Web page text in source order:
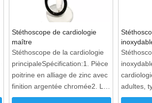
Stéthoscope de cardiologie
maître
Stéthoscope de la cardiologie
principaleSpécification:1. Pièce
poitrine en alliage de zinc avec
finition argentée chromée2. La
gravure au laser est
adultes,